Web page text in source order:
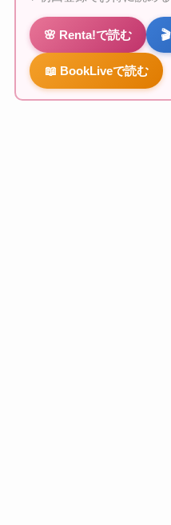
🌸 Renta!で読む
📖 BookLiveで読む